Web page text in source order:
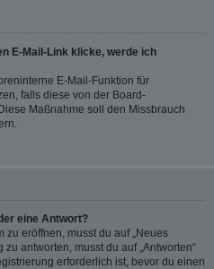
E-Mail-Link klicke, werde ich
E-Mail-Funktion für
falls diese von der Board-
Maßnahme soll den Missbrauch
eine Antwort?
zu eröffnen, musst du auf „Neues
antworten, musst du auf „Antworten“
erforderlich ist, bevor du einen